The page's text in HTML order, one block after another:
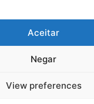
Aceitar
Negar
View preferences
Tecno• Built with